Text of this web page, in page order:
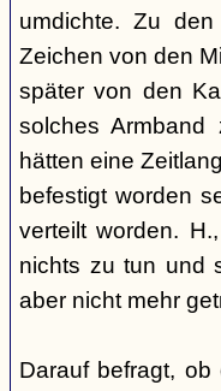
umdichte. Zu
Zeichen von den
später von den
solches
hätten eine
befestigt worden
verteilt worden.
nichts zu tun und
aber nicht mehr
Darauf befragt,